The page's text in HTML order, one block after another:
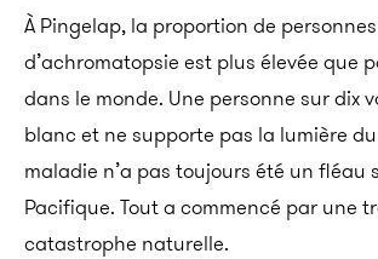
À Pingelap, la proportion de
d’achromatopsie est plus élevée que
dans le monde. Une personne sur dix
blanc et ne supporte pas la lumière
maladie n’a pas toujours été un fléau
Pacifique. Tout a commencé par une
catastrophe naturelle.